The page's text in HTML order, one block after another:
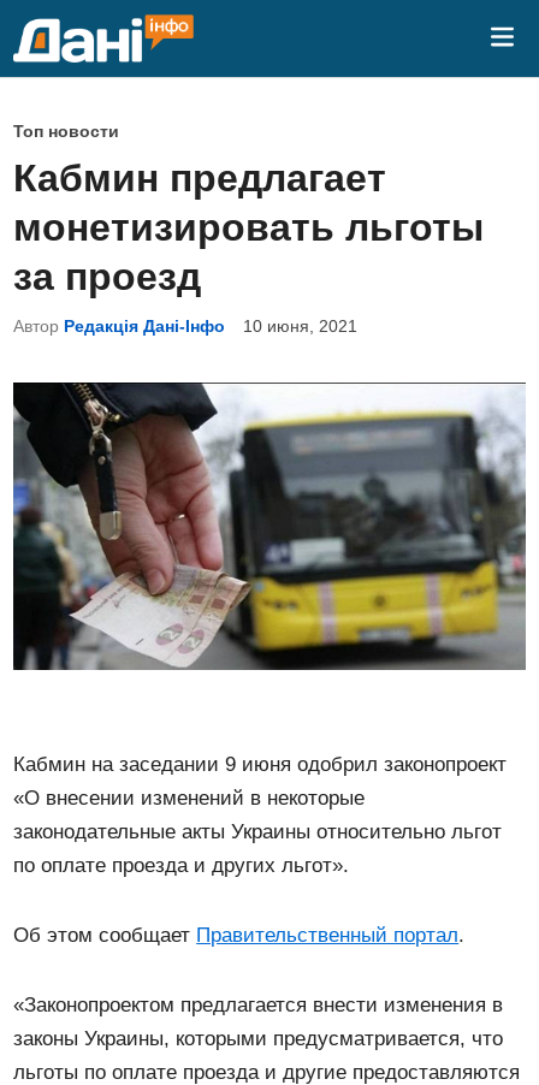
О
п
у
б
л
и
к
в
о
в
Топ новости
Кабмин предлагает
монетизировать льготы
за проезд
Автор Редакція Дані-Інфо 10 июня, 2021
Кабмин на заседании 9 июня одобрил законопроект
«О внесении изменений в некоторые
законодательные акты Украины относительно льгот
по оплате проезда и других льгот».
Об этом сообщает Правительственный портал.
«Законопроектом предлагается внести изменения в
законы Украины, которыми предусматривается, что
льготы по оплате проезда и другие предоставляются